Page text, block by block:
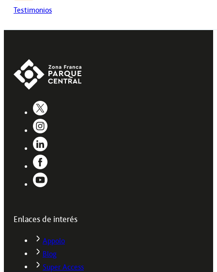
Testimonios
Enlaces de interés
Appolo
Blog
Super Access